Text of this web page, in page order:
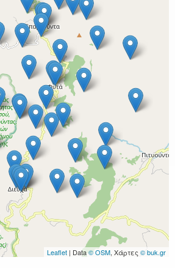
Leaflet | Data© OSM, Χάρτες © buk.gr